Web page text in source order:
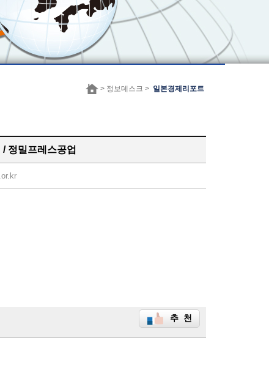
> 정보데스크 > 일본경제리포트
정밀프레스공업
추 천